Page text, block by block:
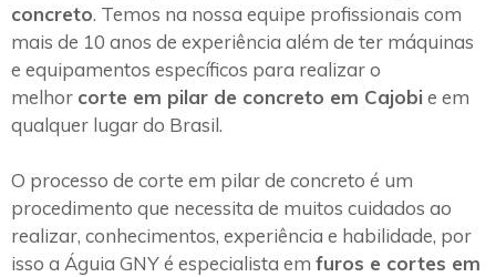
concreto. Temos na nossa equipe profissionais com
mais de 10 anos de experiência além de ter máquinas
e equipamentos específicos para realizar o
melhor corte em pilar de concreto em Cajobi e em
qualquer lugar do Brasil.
O processo de corte em pilar de concreto é um
procedimento que necessita de muitos cuidados ao
realizar, conhecimentos, experiência e habilidade, por
isso a Águia GNY é especialista em furos e cortes em